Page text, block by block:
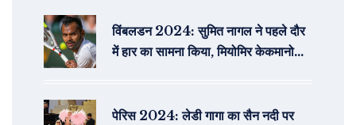
विंबलडन 2024: सुमित नागल ने पहले दौर
में हार का सामना किया, मियोमिर केकमानोविच
पेरिस 2024: लेडी गागा का सैन नदी पर